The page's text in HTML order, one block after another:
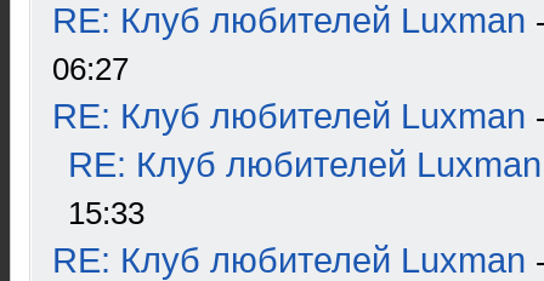
RE: Клуб любителей Luxman
06:27
RE: Клуб любителей Luxman
RE: Клуб любителей Luxman
15:33
RE: Клуб любителей Luxman